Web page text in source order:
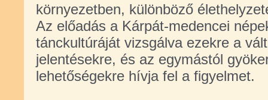
környezetben, különböző
Az előadás a Kárpát-medencei
tánckultúráját vizsgálva ezekre a
jelentésekre, és az egymástól
lehetőségekre hívja fel a figyelmet.